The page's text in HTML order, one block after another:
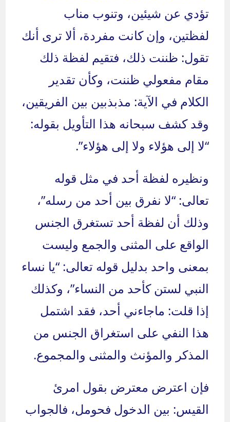
تؤدي عن شيئين، وتنوب مناب
لفظتين، وإن كانت مفردة، ألا ترى أنك
تقول: ظننت ذلك، فتقيم لفظة ذلك
مقام مفعولي ظننت، وكأن تقدير
الكلام في الآية: مذبذبين بين الفريقين،
وقد كشف سبحانه هذا التأويل بقوله:
“لا إلى هؤلاء ولا إلى هؤلاء”.
ونظيره لفظة أحد في مثل قوله
تعالى: “لا نفرق بين أحد من رسله”،
وذلك أن لفظة أحد تستغرق الجنس
الواقع على المثنى والجمع وليست
بمعنى واحد بدليل قوله تعالى: “يا نساء
النبي لستن كأحد من النساء”، وكذلك
إذا قلت: ماجاءني أحد، فقد اشتمل
هذا النفي على استغراق الجنس من
المذكر والمؤنث والمثنى والمجموع.
فإن اعترض معترض بقول امرئ
القيس: بين الدخول فحومل، فالجواب